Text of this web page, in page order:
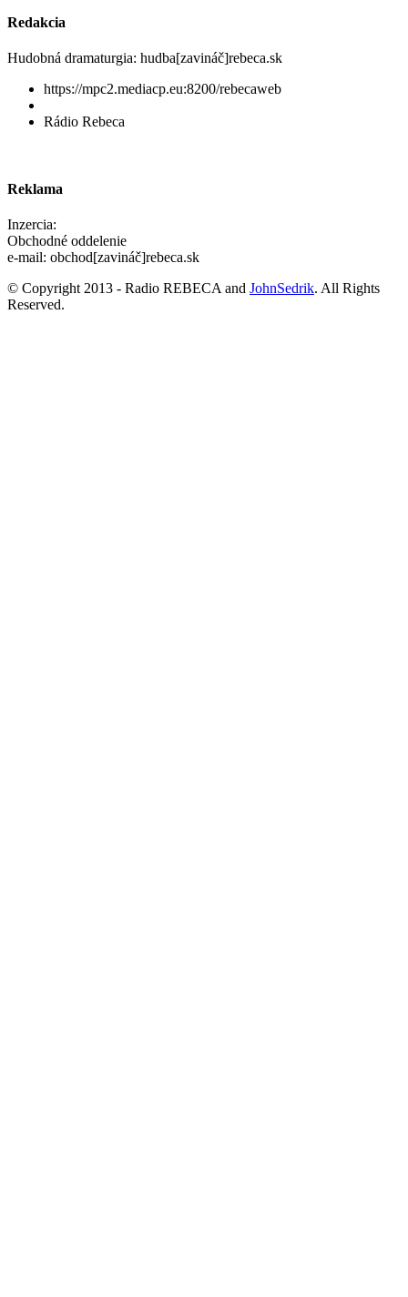
Redakcia
Hudobná dramaturgia: hudba[zavináč]rebeca.sk
https://mpc2.mediacp.eu:8200/rebecaweb
Rádio Rebeca
Reklama
Inzercia:
Obchodné oddelenie
e-mail: obchod[zavináč]rebeca.sk
© Copyright 2013 - Radio REBECA and JohnSedrik. All Rights
Reserved.